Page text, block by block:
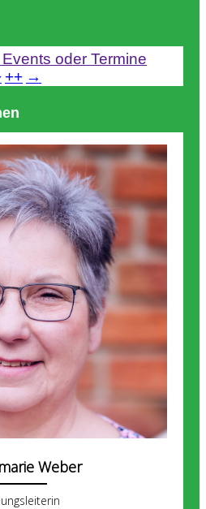
oder Termine
++ →
Weber